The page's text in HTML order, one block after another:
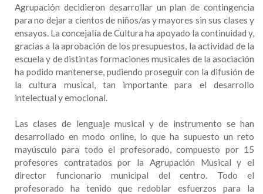
Agrupación decidieron desarrollar un plan de contingencia
para no dejar a cientos de niños/as y mayores sin sus clases y
ensayos. La concejalía de Cultura ha apoyado la continuidad y,
gracias a la aprobación de los presupuestos, la actividad de la
escuela y de distintas formaciones musicales de la asociación
ha podido mantenerse, pudiendo proseguir con la difusión de
la cultura musical, tan importante para el desarrollo
intelectual y emocional.
Las clases de lenguaje musical y de instrumento se han
desarrollado en modo online, lo que ha supuesto un reto
mayúsculo para todo el profesorado, compuesto por 15
profesores contratados por la Agrupación Musical y el
director funcionario municipal del centro. Todo el
profesorado ha tenido que redoblar esfuerzos para la